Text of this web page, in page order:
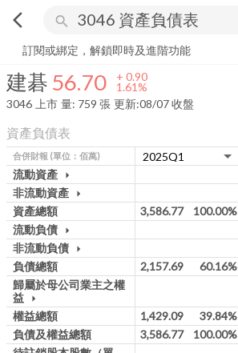
arrow_back_ios search
建碁 56.70+ 1.61%
訂閱或綁定，解鎖即時及進階功能
建碁 56.70 + 0.90
1.61%
3046 上市 量: 759 張 更新:08/07 收盤
資產負債表
合併財報 (單位：佰萬)
流動資產 arrow_drop_down
非流動資產 arrow_drop_down
資產總額 3,586.77 100.00%
流動負債 arrow_drop_down
非流動負債 arrow_drop_down
負債總額 2,157.69 60.16%
歸屬於母公司業主之權
益 arrow_drop_down
權益總額 1,429.09 39.84%
負債及權益總額
3,586.77 100.00%